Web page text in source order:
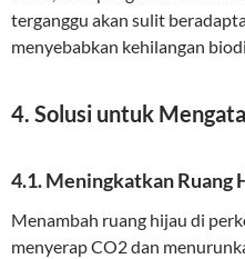
terganggu akan sulit
menyebabkan kehilangan
4. Solusi untuk
4.1. Meningkatkan Ruang
Menambah ruang hijau di
menyerap CO2 dan